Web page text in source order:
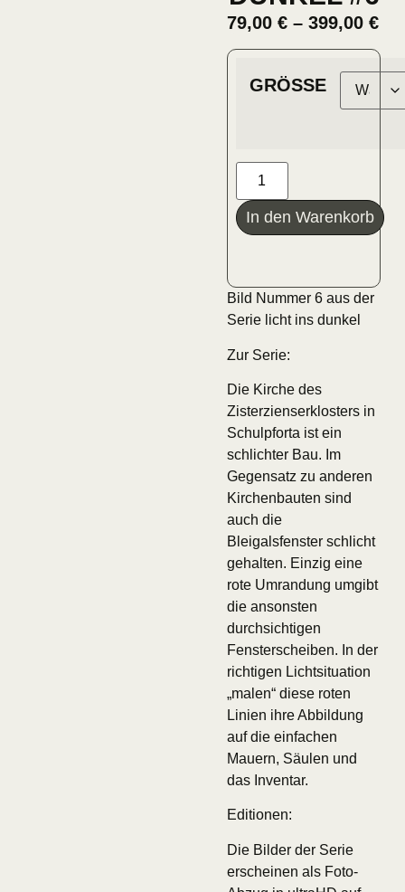
79,00 €– 399,00 €
GRÖSSE
In den Warenkorb
Bild Nummer 6 aus der
Serie licht ins dunkel
Zur Serie:
Die Kirche des
Zisterzienserklosters in
Schulpforta ist ein
schlichter Bau. Im
Gegensatz zu anderen
Kirchenbauten sind
auch die
Bleigalsfenster schlicht
gehalten. Einzig eine
rote Umrandung umgibt
die ansonsten
durchsichtigen
Fensterscheiben. In der
richtigen Lichtsituation
„malen“ diese roten
Linien ihre Abbildung
auf die einfachen
Mauern, Säulen und
das Inventar.
Editionen:
Die Bilder der Serie
erscheinen als Foto-